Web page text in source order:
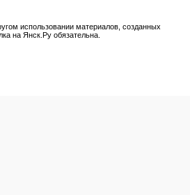
использовании материалов, созданных
на Янск.Ру обязательна.